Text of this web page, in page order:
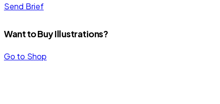
Send Brief
Want to Buy Illustrations?
Go to Shop